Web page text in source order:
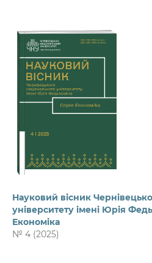
Науковий вісник
університету імені Юрія
Економіка
№ 4 (2025)